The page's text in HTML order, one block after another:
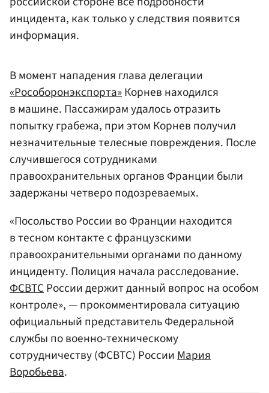
инцидента, как только у следствия появится
информация.
В момент нападения глава делегации
«Рособоронэкспорта»Корнев находился
в машине. Пассажирам удалось отразить
попытку грабежа, при этом Корнев получил
незначительные телесные повреждения. После
случившегося сотрудниками
правоохранительных органов Франции были
задержаны четверо подозреваемых.
«Посольство России во Франции находится
в тесном контакте с французскими
правоохранительными органами по данному
инциденту. Полиция начала расследование.
ФСВТСРоссии держит данный вопрос на особом
контроле», — прокомментировала ситуацию
официальный представитель Федеральной
службы по военно-техническому
сотрудничеству (ФСВТС) РоссииМария
Воробьева.